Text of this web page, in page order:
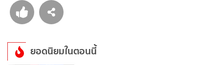
ยอดนิยมในตอนนี้